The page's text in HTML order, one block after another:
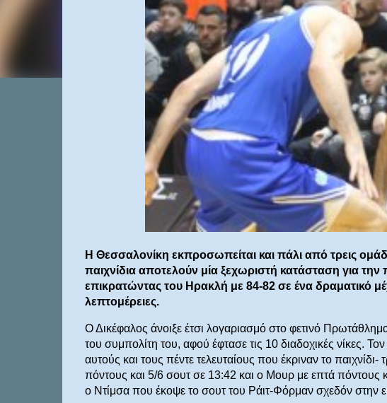
Η Θεσσαλονίκη εκπροσωπείται και πάλι από τρεις
παιχνίδια αποτελούν μία ξεχωριστή κατάσταση για
επικρατώντας του Ηρακλή με 84-82 σε ένα δραματικό
λεπτομέρειες.
Ο Δικέφαλος άνοιξε έτσι λογαριασμό στο φετινό
του συμπολίτη του, αφού έφτασε τις 10 διαδοχικές νίκες.
αυτούς και τους πέντε τελευταίους που έκριναν το
πόντους και 5/6 σουτ σε 13:42 και ο Μουρ με επτά πόντους
ο Ντίμσα που έκοψε το σουτ του Ράιτ-Φόρμαν σχεδόν στην